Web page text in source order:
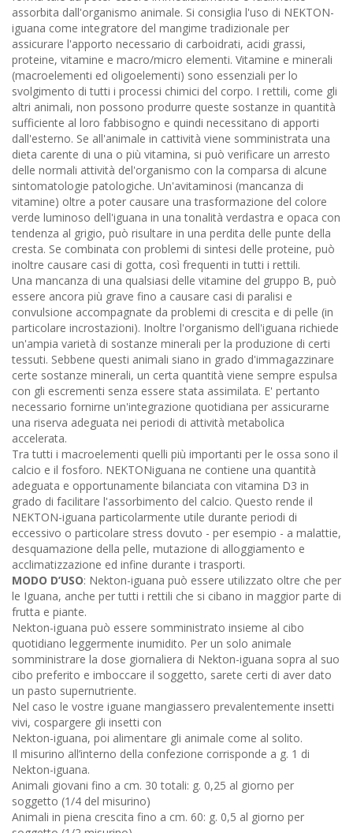
assorbita dall'organismo animale. Si consiglia l'uso di NEKTON-
iguana come integratore del mangime tradizionale per
assicurare l'apporto necessario di carboidrati, acidi grassi,
proteine, vitamine e macro/micro elementi. Vitamine e minerali
(macroelementi ed oligoelementi) sono essenziali per lo
svolgimento di tutti i processi chimici del corpo. I rettili, come gli
altri animali, non possono produrre queste sostanze in quantità
sufficiente al loro fabbisogno e quindi necessitano di apporti
dall'esterno. Se all'animale in cattività viene somministrata una
dieta carente di una o più vitamina, si può verificare un arresto
delle normali attività del'organismo con la comparsa di alcune
sintomatologie patologiche. Un'avitaminosi (mancanza di
vitamine) oltre a poter causare una trasformazione del colore
verde luminoso dell'iguana in una tonalità verdastra e opaca con
tendenza al grigio, può risultare in una perdita delle punte della
cresta. Se combinata con problemi di sintesi delle proteine, può
inoltre causare casi di gotta, così frequenti in tutti i rettili.
Una mancanza di una qualsiasi delle vitamine del gruppo B, può
essere ancora più grave fino a causare casi di paralisi e
convulsione accompagnate da problemi di crescita e di pelle (in
particolare incrostazioni). Inoltre l'organismo dell'iguana richiede
un'ampia varietà di sostanze minerali per la produzione di certi
tessuti. Sebbene questi animali siano in grado d'immagazzinare
certe sostanze minerali, un certa quantità viene sempre espulsa
con gli escrementi senza essere stata assimilata. E' pertanto
necessario fornirne un'integrazione quotidiana per assicurarne
una riserva adeguata nei periodi di attività metabolica
accelerata.
Tra tutti i macroelementi quelli più importanti per le ossa sono il
calcio e il fosforo. NEKTONiguana ne contiene una quantità
adeguata e opportunamente bilanciata con vitamina D3 in
grado di facilitare l'assorbimento del calcio. Questo rende il
NEKTON-iguana particolarmente utile durante periodi di
eccessivo o particolare stress dovuto - per esempio - a malattie,
desquamazione della pelle, mutazione di alloggiamento e
acclimatizzazione ed infine durante i trasporti.
MODO D’USO: Nekton-iguana può essere utilizzato oltre che per
le Iguana, anche per tutti i rettili che si cibano in maggior parte di
frutta e piante.
Nekton-iguana può essere somministrato insieme al cibo
quotidiano leggermente inumidito. Per un solo animale
somministrare la dose giornaliera di Nekton-iguana sopra al suo
cibo preferito e imboccare il soggetto, sarete certi di aver dato
un pasto supernutriente.
Nel caso le vostre iguane mangiassero prevalentemente insetti
vivi, cospargere gli insetti con
Nekton-iguana, poi alimentare gli animale come al solito.
Il misurino all’interno della confezione corrisponde a g. 1 di
Nekton-iguana.
Animali giovani fino a cm. 30 totali: g. 0,25 al giorno per
soggetto (1/4 del misurino)
Animali in piena crescita fino a cm. 60: g. 0,5 al giorno per